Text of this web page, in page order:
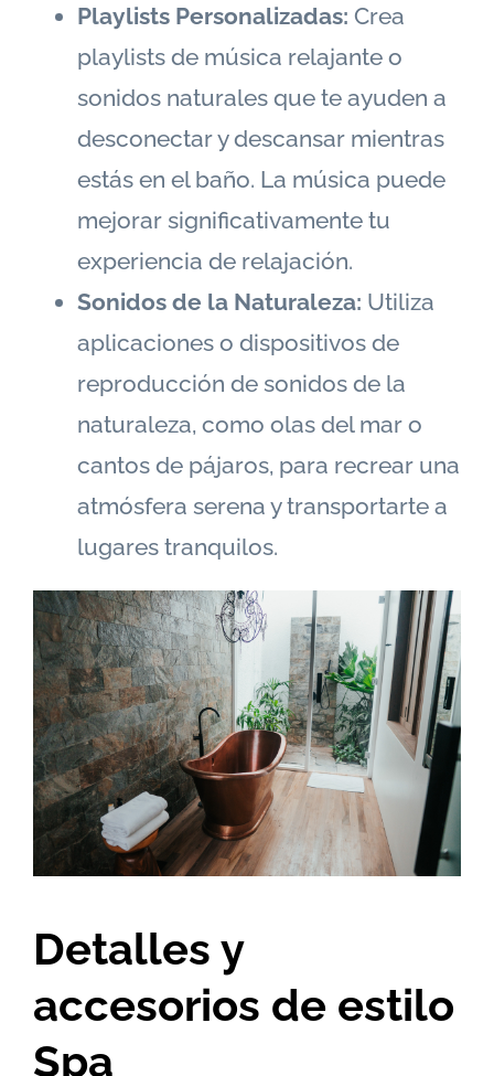
Playlists Personalizadas: Crea
playlists de música relajante o
sonidos naturales que te ayuden a
desconectar y descansar mientras
estás en el baño. La música puede
mejorar significativamente tu
experiencia de relajación.
Sonidos de la Naturaleza: Utiliza
aplicaciones o dispositivos de
reproducción de sonidos de la
naturaleza, como olas del mar o
cantos de pájaros, para recrear una
atmósfera serena y transportarte a
lugares tranquilos.
Detalles y
accesorios de estilo
Spa